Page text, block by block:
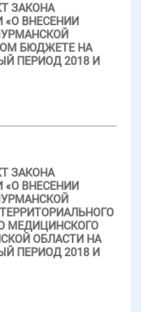
ЗАКОНА
ВНЕСЕНИИ
БЮДЖЕТЕ НА
ПЕРИОД 2018 И
ЗАКОНА
ВНЕСЕНИИ
МЕДИЦИНСКОГО
ОБЛАСТИ НА
ПЕРИОД 2018 И